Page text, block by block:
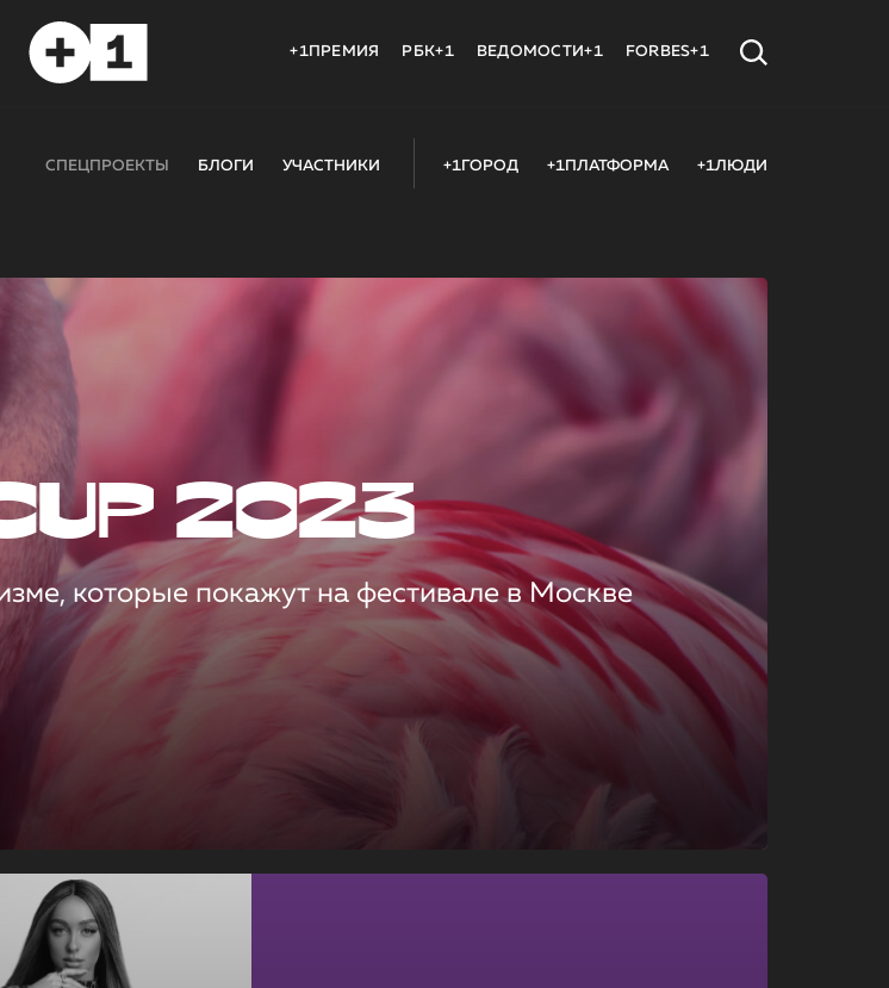
+1ПРЕМИЯ РБК+1 ВЕДОМОСТИ+1 FORBES+1
СПЕЦПРОЕКТЫ БЛОГИ УЧАСТНИКИ +1ГОРОД +1ПЛАТФОРМА +1ЛЮДИ
2023
которые покажут на фестивале в Москве